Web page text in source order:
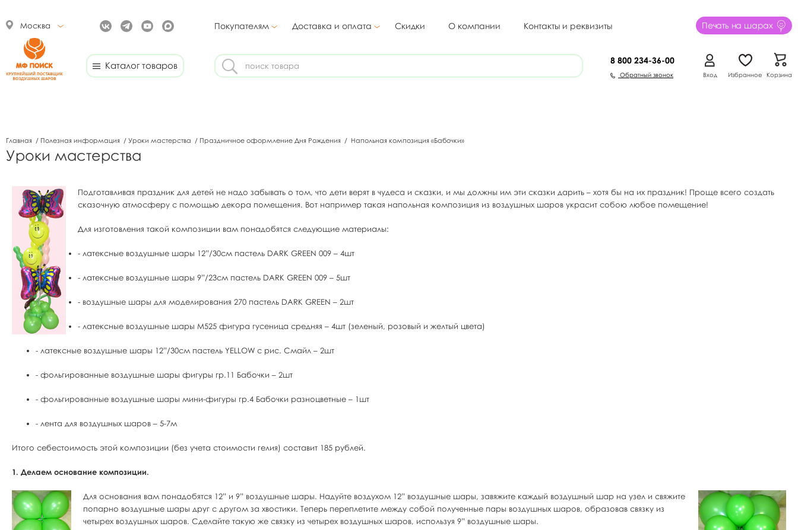
Москва Покупателям Доставка и оплата Скидки О компании Контакты и реквизиты Печать на шарах
Каталог товаров 8 800 234-36-00
Обратный звонок Вход Избранное Корзина
Главная / Полезная информация / Уроки мастерства / Праздничное оформление Дня Рождения / Напольная композиция «Бабочки»
Уроки мастерства
Подготавливая праздник для детей не надо забывать о том, что дети верят в чудеса и сказки, и мы должны им эти сказки дарить – хотя бы на их праздник! Проще всего создать
сказочную атмосферу с помощью декора помещения. Вот например такая напольная композиция из воздушных шаров украсит собою любое помещение!
Для изготовления такой композиции вам понадобятся следующие материалы:
- латексные воздушные шары 12”/30см пастель DARK GREEN 009 – 4шт
- латексные воздушные шары 9”/23см пастель DARK GREEN 009 – 5шт
- воздушные шары для моделирования 270 пастель DARK GREEN – 2шт
- латексные воздушные шары М525 фигура гусеница средняя – 4шт (зеленый, розовый и желтый цвета)
- латексные воздушные шары 12”/30см пастель YELLOW с рис. Смайл – 2шт
- фольгированные воздушные шары фигуры гр.11 Бабочки – 2шт
- фольгированные воздушные шары мини-фигуры гр.4 Бабочки разноцветные – 1шт
- лента для воздушных шаров – 5-7м
Итого себестоимость этой композиции (без учета стоимости гелия) составит 185 рублей.
1. Делаем основание композиции.
Для основания вам понадобятся 12” и 9” воздушные шары. Надуйте воздухом 12” воздушные шары, завяжите каждый воздушный шар на узел и свяжите
попарно воздушные шары друг с другом за хвостики. Теперь переплетите между собой полученные пары воздушных шаров, образовав связку из
четырех воздушных шаров. Сделайте такую же связку из четырех воздушных шаров, используя 9” воздушные шары.